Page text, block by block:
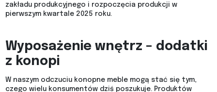
zakładu produkcyjnego i rozpoczęcia produkcji w
pierwszym kwartale 2025 roku.
Wyposażenie wnętrz – dodatki
z konopi
W naszym odczuciu konopne meble mogą stać się tym,
czego wielu konsumentów dziś poszukuje. Produktów